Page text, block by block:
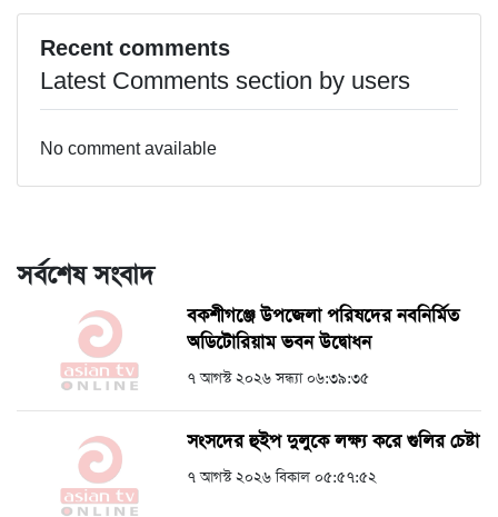
Recent comments
Latest Comments section by users
No comment available
সর্বশেষ সংবাদ
বকশীগঞ্জে উপজেলা পরিষদের নবনির্মিত
অডিটোরিয়াম ভবন উদ্বোধন
৭ আগস্ট ২০২৬ সন্ধ্যা ০৬:৩৯:৩৫
সংসদের হুইপ দুলুকে লক্ষ্য করে গুলির চেষ্টা
৭ আগস্ট ২০২৬ বিকাল ০৫:৫৭:৫২